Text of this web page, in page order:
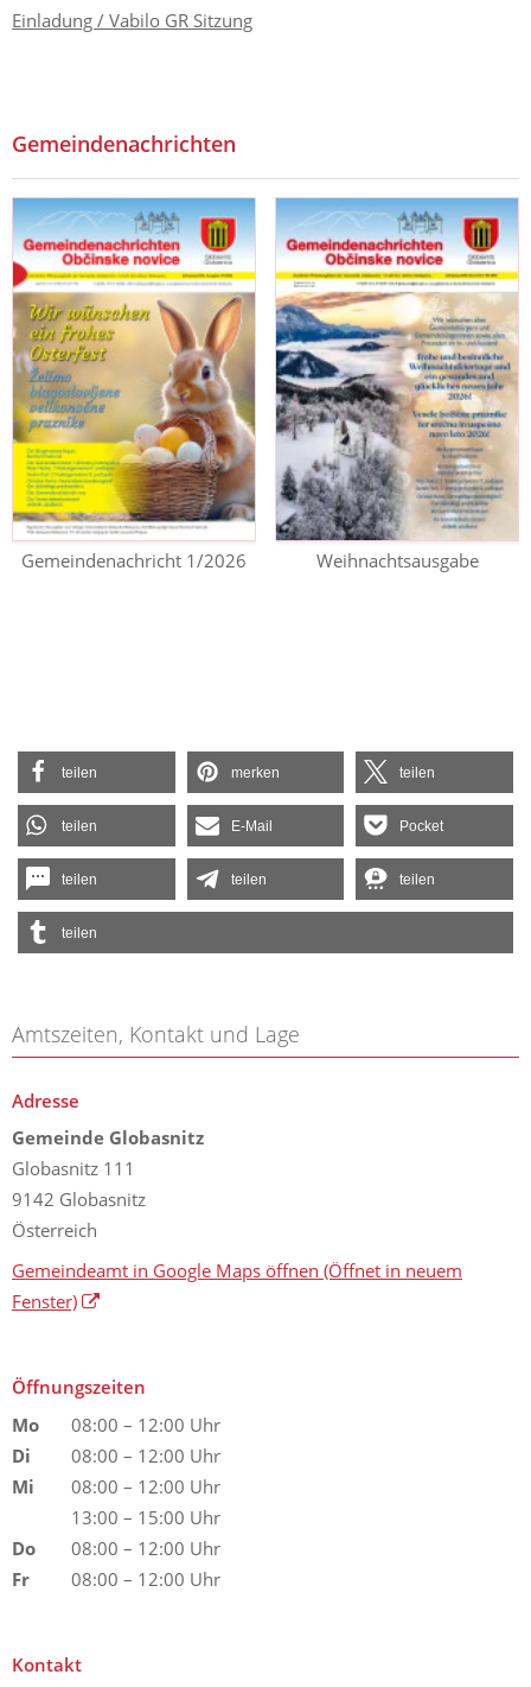
Einladung / Vabilo GR Sitzung
Gemeindenachrichten
Gemeindenachricht 1/2026 Weihnachtsausgabe
teilen merken teilen
teilen E-Mail Pocket
teilen teilen teilen
teilen
Amtszeiten, Kontakt und Lage
Adresse
Gemeinde Globasnitz
Globasnitz 111
9142 Globasnitz
Österreich
Gemeindeamt in Google Maps öffnen (Öffnet in neuem
Fenster)
Öffnungszeiten
Mo
08:00 – 12:00 Uhr
Di
08:00 – 12:00 Uhr
Mi
08:00 – 12:00 Uhr
13:00 – 15:00 Uhr
Do
08:00 – 12:00 Uhr
Fr
08:00 – 12:00 Uhr
Kontakt